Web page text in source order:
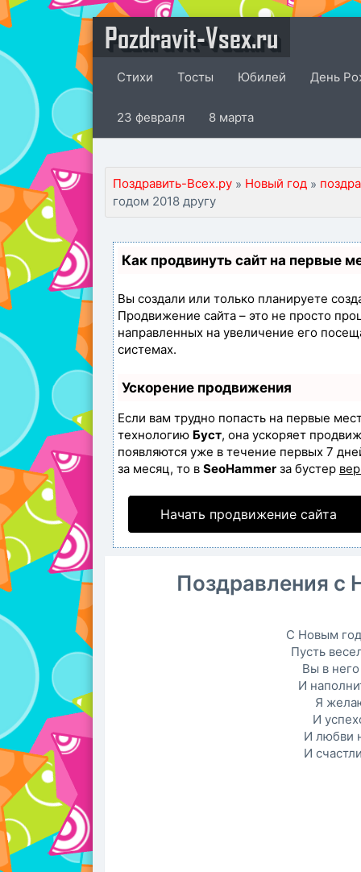
Pozdravit-Vsex.ru
Стихи Тосты Юбилей День
23 февраля 8 марта
Поздравить-Всех.ру » Новый год »
годом 2018 другу
Как продвинуть сайт на первые
Вы создали или только планируете
Продвижение сайта – это не просто
направленных на увеличение его
системах.
Ускорение продвижения
Если вам трудно попасть на первые
технологию Буст, она ускоряет
появляются уже в течение первых 7
за месяц, то в SeoHammer за бустер
Начать продвижение сайта
Поздравления с
С Новым
Пусть
Вы в
И
Я
И
И любви
И